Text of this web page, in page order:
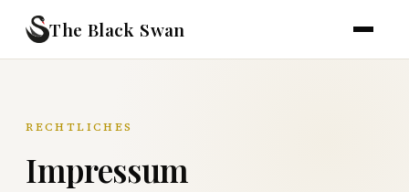
The Black Swan
RECHTLICHES
Impressum